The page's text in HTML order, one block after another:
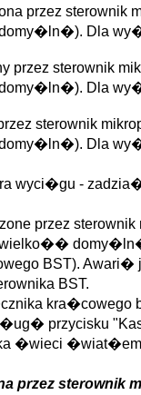
przez
Dla
przez sterownik
Dla
sterownik
Dla
wyci�gu -
przez
wielko��
BST).
BST.
kra�cowego
przycisku
�wieci
sterownik